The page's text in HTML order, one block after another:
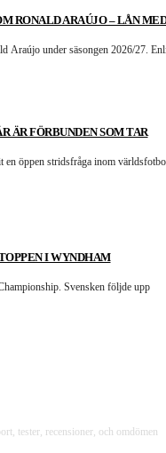
RONALD ARAÚJO – LÅN MED
Araújo under säsongen 2026/27.
ÄR FÖRBUNDEN SOM TAR
öppen stridsfråga inom
I WYNDHAM
Svensken följde upp
tester, recensioner, och omdömen